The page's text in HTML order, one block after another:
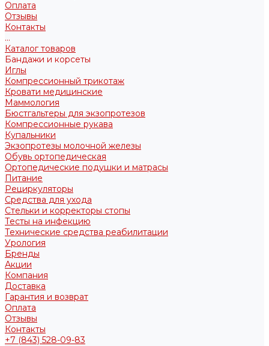
Оплата
Отзывы
Контакты
...
Каталог товаров
Бандажи и корсеты
Иглы
Компрессионный трикотаж
Кровати медицинские
Маммология
Бюстгальтеры для экзопротезов
Компрессионные рукава
Купальники
Экзопротезы молочной железы
Обувь ортопедическая
Ортопедические подушки и матрасы
Питание
Рециркуляторы
Средства для ухода
Стельки и корректоры стопы
Тесты на инфекцию
Технические средства реабилитации
Урология
Бренды
Акции
Компания
Доставка
Гарантия и возврат
Оплата
Отзывы
Контакты
+7 (843) 528-09-83